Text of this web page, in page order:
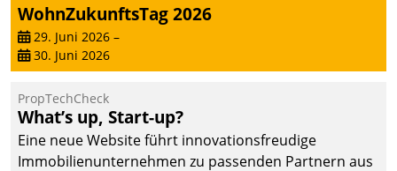
intelligente,
datengestützte
Entscheidungen.
WohnZukunftsTag 2026
29. Juni 2026 –
30. Juni 2026
PropTechCheck
What’s up, Start-up?
Eine neue Website führt innovationsfreudige
Immobilienunternehmen zu passenden Partnern aus